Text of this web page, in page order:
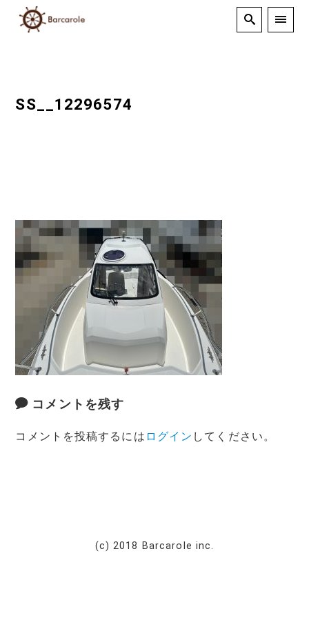
SS__12296574
コメントを残す
コメントを投稿するには ログイン してください。
(c) 2018 Barcarole inc.